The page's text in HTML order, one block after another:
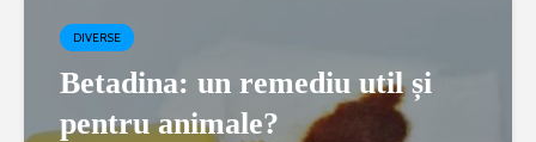
DIVERSE
Betadina: un remediu util și
pentru animale?